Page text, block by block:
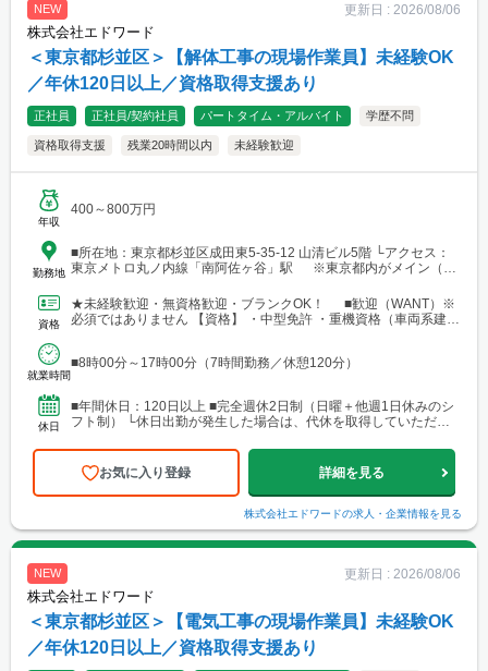
NEW 更新日 : 2026/08/06
株式会社エドワード
＜東京都杉並区＞【解体工事の現場作業員】未経験OK
／年休120日以上／資格取得支援あり
正社員 正社員/契約社員 パートタイム・アルバイト 学歴不問
資格取得支援 残業20時間以内 未経験歓迎
年収
400～800万円
勤務地
■所在地：東京都杉並区成田東5-35-12 山清ビル5階 └アクセス：
東京メトロ丸ノ内線「南阿佐ヶ谷」駅 ※東京都内がメイン（一
す。 ※弊社から指定する現場へ直行直帰になります。
資格
★未経験歓迎・無資格歓迎・ブランクOK！ ■歓迎（WANT）※
必須ではありません 【資格】 ・中型免許 ・重機資格（車両系建設
就業時間
■8時00分～17時00分（7時間勤務／休憩120分）
休日
■年間休日：120日以上 ■完全週休2日制（日曜＋他週1日休みのシ
フト制） └休日出勤が発生した場合は、代休を取得していただき
お気に入り登録 詳細を見る
株式会社エドワードの求人・企業情報を見る
NEW 更新日 : 2026/08/06
株式会社エドワード
＜東京都杉並区＞【電気工事の現場作業員】未経験OK
／年休120日以上／資格取得支援あり